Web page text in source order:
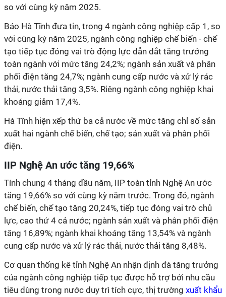
so với cùng kỳ năm 2025.
Báo Hà Tĩnh đưa tin, trong 4 ngành công nghiệp cấp 1, so
với cùng kỳ năm 2025, ngành công nghiệp chế biến - chế
tạo tiếp tục đóng vai trò động lực dẫn dắt tăng trưởng
toàn ngành với mức tăng 24,2%; ngành sản xuất và phân
phối điện tăng 24,7%; ngành cung cấp nước và xử lý rác
thải, nước thải tăng 3,5%. Riêng ngành công nghiệp khai
khoáng giảm 17,4%.
Hà Tĩnh hiện xếp thứ ba cả nước về mức tăng chỉ số sản
xuất hai ngành chế biến, chế tạo; sản xuất và phân phối
điện.
IIP Nghệ An ước tăng 19,66%
Tính chung 4 tháng đầu năm, IIP toàn tỉnh Nghệ An ước
tăng 19,66% so với cùng kỳ năm trước. Trong đó, ngành
chế biến, chế tạo tăng 20,24%, tiếp tục đóng vai trò chủ
lực, cao thứ 4 cả nước; ngành sản xuất và phân phối điện
tăng 16,89%; ngành khai khoáng tăng 13,54% và ngành
cung cấp nước và xử lý rác thải, nước thải tăng 8,48%.
Cơ quan thống kê tỉnh Nghệ An nhận định đà tăng trưởng
của ngành công nghiệp tiếp tục được hỗ trợ bởi nhu cầu
tiêu dùng trong nước duy trì tích cực, thị trường xuất khẩu